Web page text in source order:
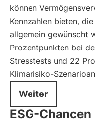
können
Kennzahlen bieten,
allgemein gewünscht
Prozentpunkten bei
Stresstests und 22
Klimarisiko-
Weiter
ESG-Chancen